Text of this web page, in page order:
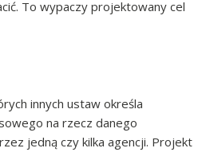
To wypaczy projektowany cel
innych ustaw określa
na rzecz danego
jedną czy kilka agencji. Projekt